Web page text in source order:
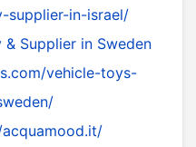
in-israel/
Supplier in Sweden
vehicle-toys-